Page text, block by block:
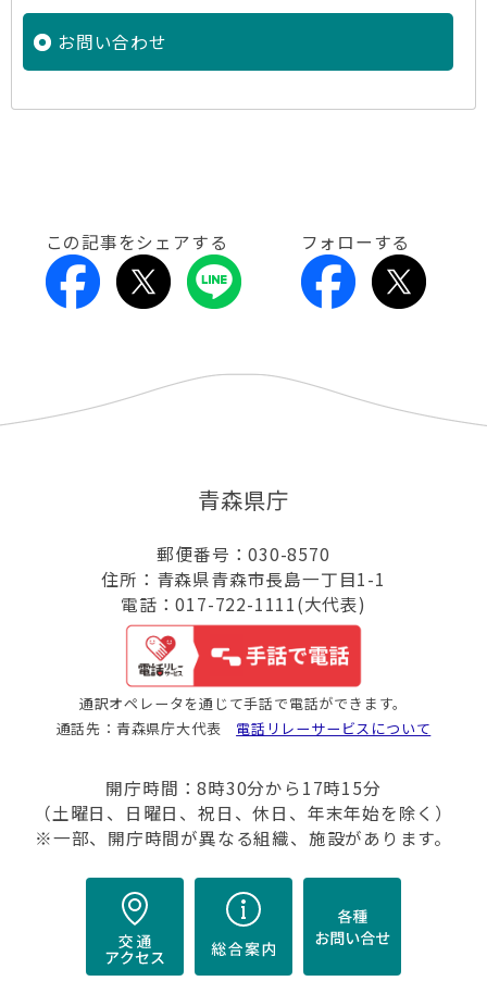
お問い合わせ
この記事をシェアする フォローする
青森県庁
郵便番号：030-8570
住所：青森県青森市長島一丁目1-1
電話：017-722-1111(大代表)
通訳オペレータを通じて手話で電話ができます。
通話先：青森県庁大代表 電話リレーサービスについて
開庁時間：8時30分から17時15分
（土曜日、日曜日、祝日、休日、年末年始を除く）
※一部、開庁時間が異なる組織、施設があります。